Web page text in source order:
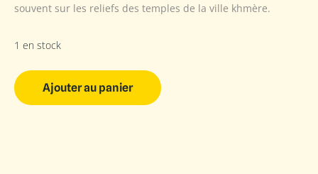
souvent sur les reliefs des temples de la ville khmère.
1 en stock
Ajouter au panier